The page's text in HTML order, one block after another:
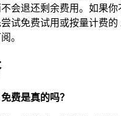
会退还剩余费用。如果你
试免费试用或按量计费的
。
费是真的吗？